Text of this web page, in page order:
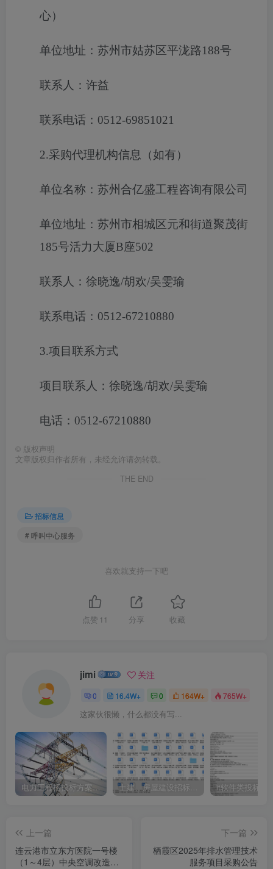
心）
单位地址：苏州市姑苏区平泷路188号
联系人：许益
联系电话：0512-69851021
2.采购代理机构信息（如有）
单位名称：苏州合亿盛工程咨询有限公司
单位地址：苏州市相城区元和街道聚茂街
185号活力大厦B座502
联系人：徐晓逸/胡欢/吴雯瑜
联系电话：0512-67210880
3.项目联系方式
项目联系人：徐晓逸/胡欢/吴雯瑜
电话：0512-67210880
© 版权声明
文章版权归作者所有，未经允许请勿转载。
THE END
招标信息
# 呼叫中心服务
喜欢就支持一下吧
点赞 11 分享 收藏
jimi 关注
0 16.4W+ 0 164W+ 765W+
这家伙很懒，什么都没有写...
电力工程招投标方案模板 土建、房屋建设招标文件标书模板 it软件类投标书
上一篇
连云港市立东方医院一号楼
（1～4层）中央空调改造工
下一篇
栖霞区2025年排水管理技术
服务项目采购公告